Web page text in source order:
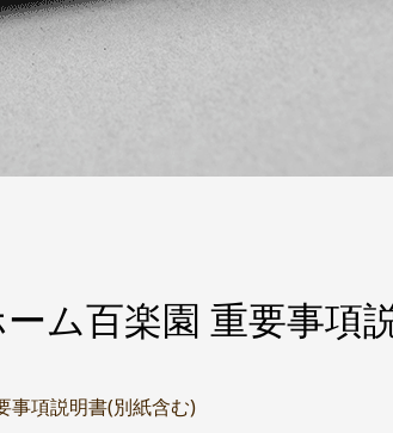
ム百楽園 重要事項
事項説明書(別紙含む)